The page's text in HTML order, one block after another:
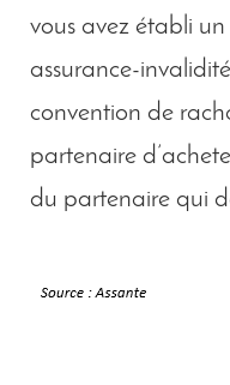
vous avez établi
assurance-
convention de
partenaire
du partenaire qui